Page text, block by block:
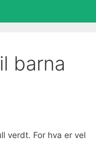
barna
verdt. For hva er vel